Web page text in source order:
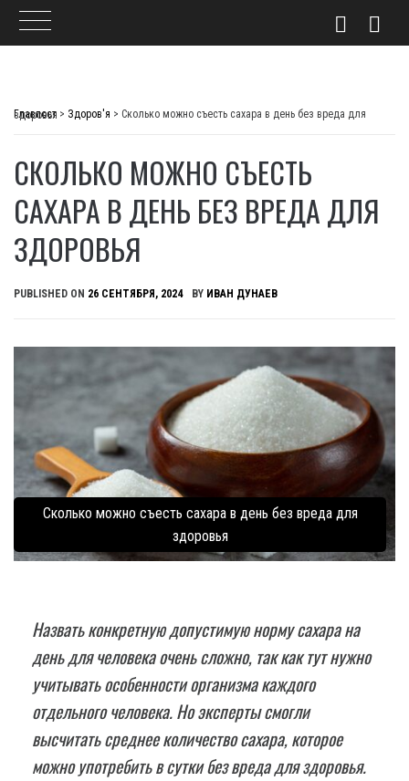
Главпост > Здоров'я >
Сколько можно съесть сахара в день без вреда для здоровья
СКОЛЬКО МОЖНО СЪЕСТЬ
САХАРА В ДЕНЬ БЕЗ ВРЕДА ДЛЯ
ЗДОРОВЬЯ
PUBLISHED ON 26 СЕНТЯБРЯ, 2024 BY ИВАН ДУНАЕВ
Сколько можно съесть сахара в день без вреда для
здоровья
Назвать конкретную допустимую норму сахара на
день для человека очень сложно, так как тут нужно
учитывать особенности организма каждого
отдельного человека. Но эксперты смогли
высчитать среднее количество сахара, которое
можно употребить в сутки без вреда для здоровья.